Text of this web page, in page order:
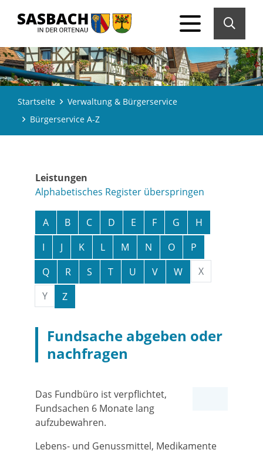
Startseite
Verwaltung & Bürgerservice
Bürgerservice A-Z
Leistungen
Alphabetisches Register überspringen
A B C D E F G
H
I
J K L M N O
P
Q
R S T U V W
X
Y
Z
Fundsache abgeben oder
nachfragen
Das Fundbüro ist verpflichtet,
Fundsachen 6 Monate lang
aufzubewahren.
Lebens- und Genussmittel, Medikamente